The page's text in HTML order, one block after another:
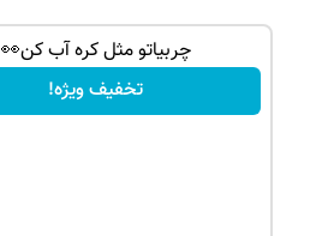
چربیاتو مثل کره آب کن👀
تخفیف ویژه!